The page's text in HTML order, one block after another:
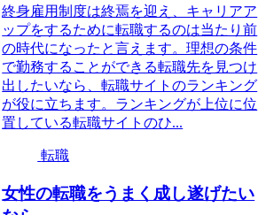
終身雇用制度は終焉を迎え、キャリアア
ップをするために転職するのは当たり前
の時代になったと言えます。理想の条件
で勤務することができる転職先を見つけ
出したいなら、転職サイトのランキング
が役に立ちます。ランキングが上位に位
置している転職サイトのひ...
転職
女性の転職をうまく成し遂げたい